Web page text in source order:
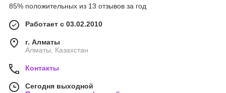
85% положительных из 13 отзывов за год
Работает с 03.02.2010
г. Алматы
Алматы, Казахстан
Контакты
Сегодня выходной